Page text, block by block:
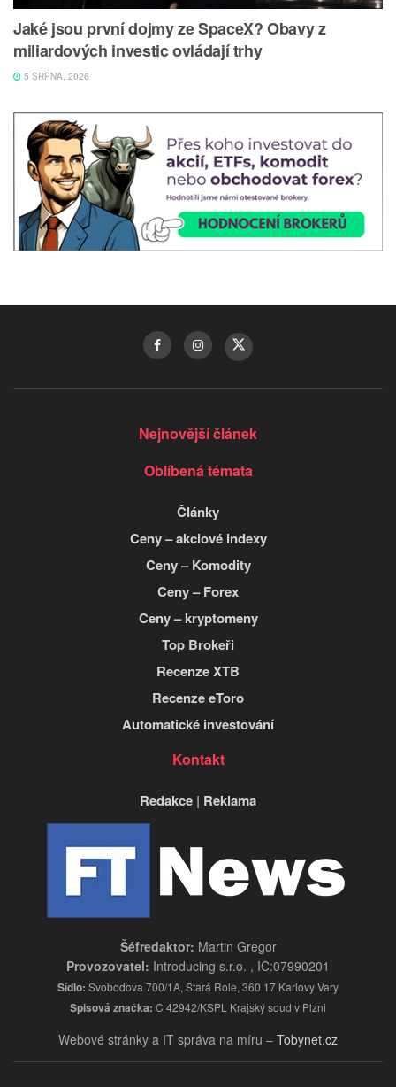
Jaké jsou první dojmy ze SpaceX? Obavy z
miliardových investic ovládají trhy
5 SRPNA, 2026
Nejnovější článek
Oblíbená témata
Články
Ceny – akciové indexy
Ceny – Komodity
Ceny – Forex
Ceny – kryptomeny
Top Brokeři
Recenze XTB
Recenze eToro
Automatické investování
Kontakt
Redakce | Reklama
Šéfredaktor: Martin Gregor
Provozovatel: Introducing s.r.o. , IČ:07990201
Sídlo: Svobodova 700/1A, Stará Role, 360 17 Karlovy Vary
Spisová značka: C 42942/KSPL Krajský soud v Plzni
Webové stránky a IT správa na míru – Tobynet.cz